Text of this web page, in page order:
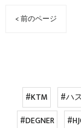
< 前のページ
#KTM #ハ
#DEGNER